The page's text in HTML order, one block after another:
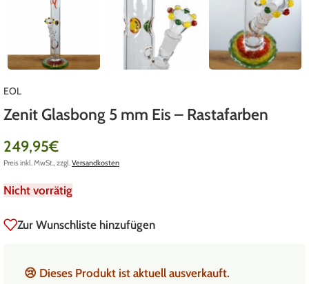
EOL
Zenit Glasbong 5 mm Eis – Rastafarben
249,95€
Preis inkl. MwSt., zzgl.Versandkosten
Nicht vorrätig
Zur Wunschliste hinzufügen
😢 Dieses Produkt ist aktuell ausverkauft.